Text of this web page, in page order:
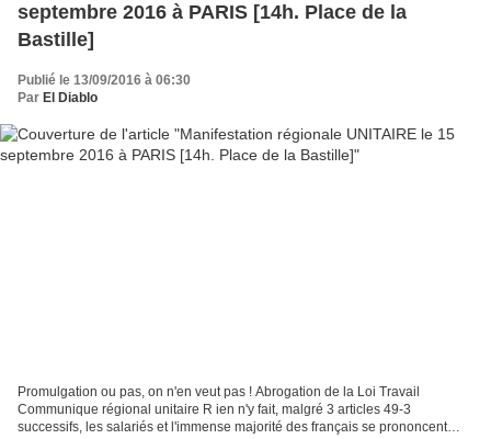
septembre 2016 à PARIS [14h. Place de la
Bastille]
Publié le 13/09/2016 à 06:30
Par El Diablo
Promulgation ou pas, on n'en veut pas ! Abrogation de la Loi Travail
Communique régional unitaire R ien n'y fait, malgré 3 articles 49-3
successifs, les salariés et l'immense majorité des français se prononcent